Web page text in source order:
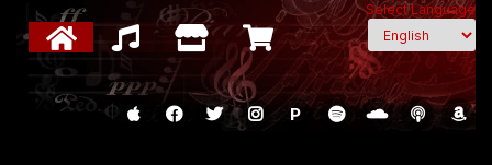
Select Language
P